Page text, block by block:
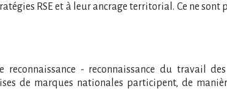
RSE et à leur ancrage territorial. Ce ne sont
reconnaissance - reconnaissance du travail
de marques nationales participent, de